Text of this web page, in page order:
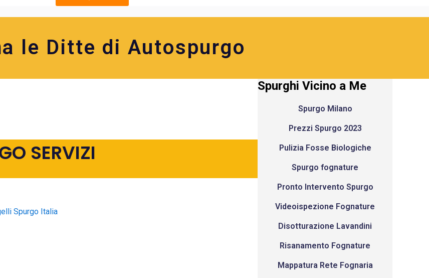
le Ditte di Autospurgo
SERVIZI
Spurgo Italia
Spurghi Vicino a Me
Spurgo Milano
Prezzi Spurgo 2023
Pulizia Fosse Biologiche
Spurgo fognature
Pronto Intervento Spurgo
Videoispezione Fognature
Disotturazione Lavandini
Risanamento Fognature
Mappatura Rete Fognaria